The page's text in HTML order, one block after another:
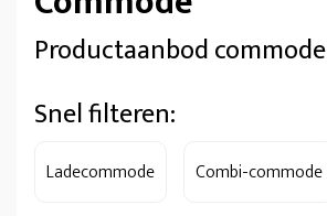
Productaanbod commode
Snel filteren:
Ladecommode Combi-commode